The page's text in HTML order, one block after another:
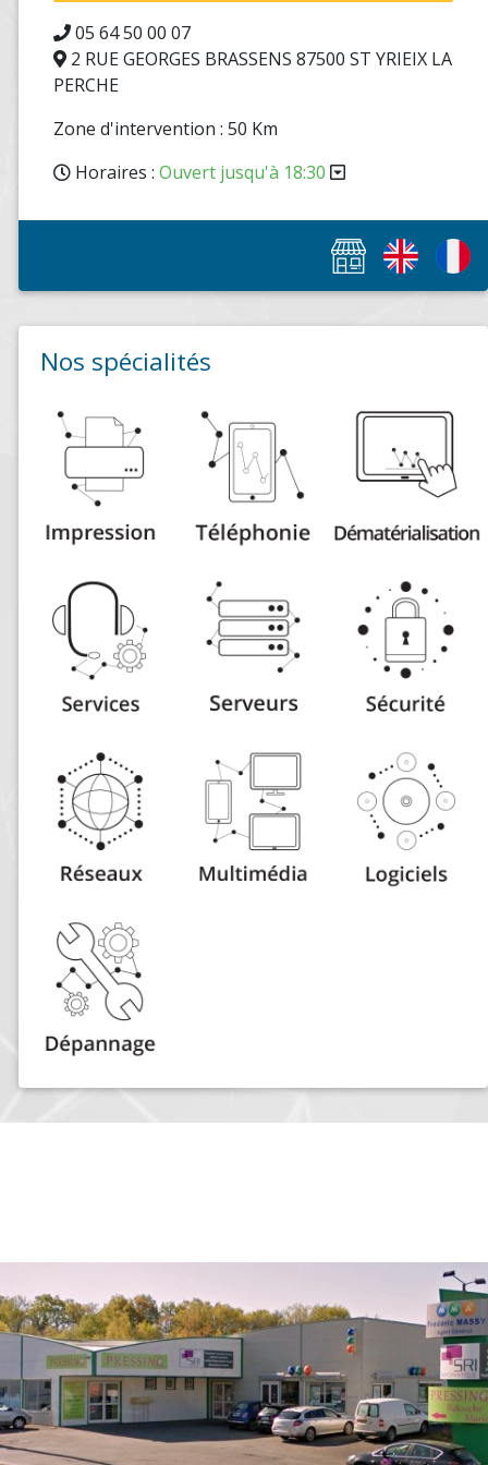
05 64 50 00 07
2 RUE GEORGES BRASSENS 87500 ST YRIEIX LA
PERCHE
Zone d'intervention : 50 Km
Horaires : Ouvert jusqu'à 18:30
Nos spécialités